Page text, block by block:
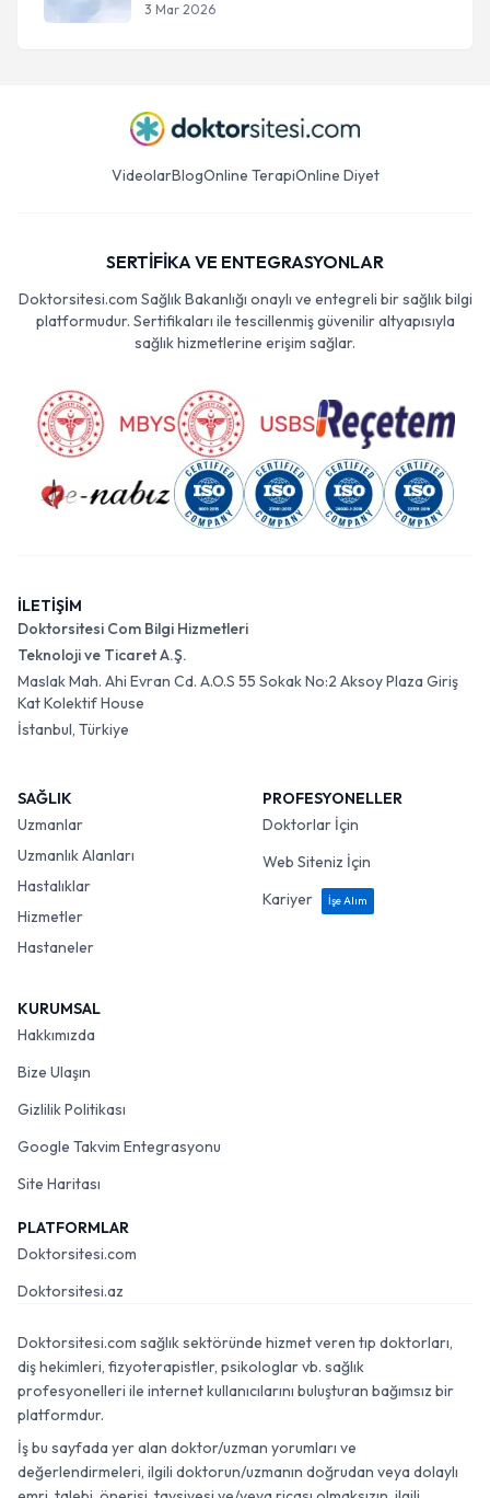
3 Mar 2026
VideolarBlogOnline TerapiOnline Diyet
SERTİFİKA VE ENTEGRASYONLAR
Doktorsitesi.com Sağlık Bakanlığı onaylı ve entegreli bir sağlık bilgi
platformudur. Sertifikaları ile tescillenmiş güvenilir altyapısıyla
sağlık hizmetlerine erişim sağlar.
İLETİŞİM
Doktorsitesi Com Bilgi Hizmetleri
Teknoloji ve Ticaret A.Ş.
Maslak Mah. Ahi Evran Cd. A.O.S 55 Sokak No:2 Aksoy Plaza Giriş
Kat Kolektif House
İstanbul, Türkiye
SAĞLIK
Uzmanlar
Uzmanlık Alanları
Hastalıklar
Hizmetler
Hastaneler
PROFESYONELLER
Doktorlar İçin
Web Siteniz İçin
Kariyer
İşe Alım
KURUMSAL
Hakkımızda
Bize Ulaşın
Gizlilik Politikası
Google Takvim Entegrasyonu
Site Haritası
PLATFORMLAR
Doktorsitesi.com
Doktorsitesi.az
Doktorsitesi.com sağlık sektöründe hizmet veren tıp doktorları,
diş hekimleri, fizyoterapistler, psikologlar vb. sağlık
profesyonelleri ile internet kullanıcılarını buluşturan bağımsız bir
platformdur.
İş bu sayfada yer alan doktor/uzman yorumları ve
değerlendirmeleri, ilgili doktorun/uzmanın doğrudan veya dolaylı